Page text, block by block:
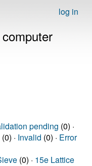
log in
pending (0) ·
(0) · Invalid (0) · Error
(0) · 15e Lattice